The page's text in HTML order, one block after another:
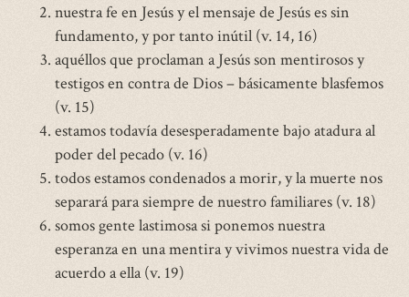
nuestra fe en Jesús y el mensaje de Jesús es sin
fundamento, y por tanto inútil (v. 14, 16)
aquéllos que proclaman a Jesús son mentirosos y
testigos en contra de Dios – básicamente blasfemos
(v. 15)
estamos todavía desesperadamente bajo atadura al
poder del pecado (v. 16)
todos estamos condenados a morir, y la muerte nos
separará para siempre de nuestro familiares (v. 18)
somos gente lastimosa si ponemos nuestra
esperanza en una mentira y vivimos nuestra vida de
acuerdo a ella (v. 19)